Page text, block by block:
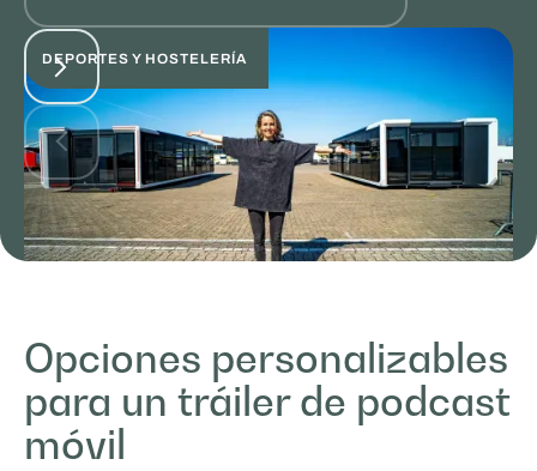
DEPORTES Y HOSTELERÍA
Glenn van Straalen
TRABAJO Y APRENDIZAJE MÓVILES
Opciones personalizables
para un tráiler de podcast
móvil